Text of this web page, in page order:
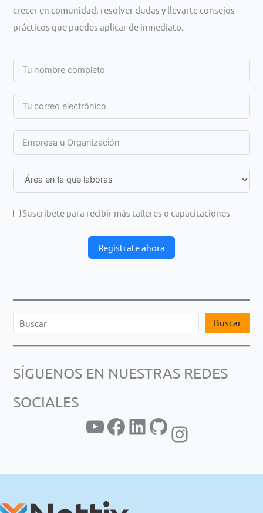
crecer en comunidad, resolver dudas y llevarte consejos
prácticos que puedes aplicar de inmediato.
Suscribete para recibir más talleres o capacitaciones
Registrate ahora
c
r
Buscar
SÍGUENOS EN NUESTRAS REDES
SOCIALES
YouTube Facebook LinkedIn GitHub Instagram